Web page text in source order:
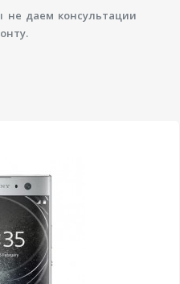
не даем консультации